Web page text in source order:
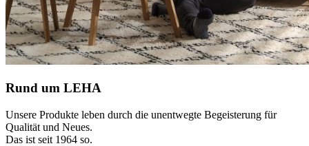
Rund um LEHA
Unsere Produkte leben durch die unentwegte Begeisterung für
Qualität und Neues.
Das ist seit 1964 so.